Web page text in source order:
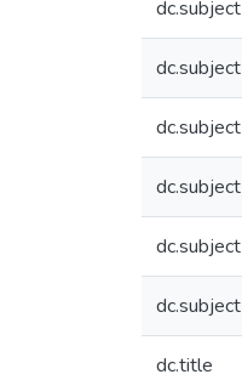
dc.subject
dc.subject
dc.subject
dc.subject
dc.subject
dc.subject
dc.title